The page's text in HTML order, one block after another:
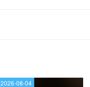
2026-08-04